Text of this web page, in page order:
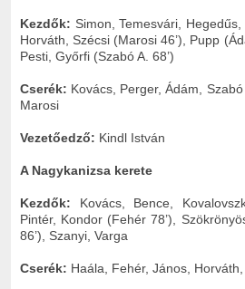
Kezdők: Simon, Temesvári,
Horváth, Szécsi (Marosi 46’), Pupp
Pesti, Győrfi (Szabó A. 68’)
Cserék: Kovács, Perger, Ádám,
Marosi
Vezetőedző: Kindl István
A Nagykanizsa kerete
Kezdők: Kovács, Bence,
Pintér, Kondor (Fehér 78’),
86’), Szanyi, Varga
Cserék: Haála, Fehér, János,